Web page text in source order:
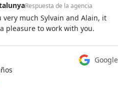
Respuesta de la agencia
very much Sylvain and Alain, it
pleasure to work with you.
Google